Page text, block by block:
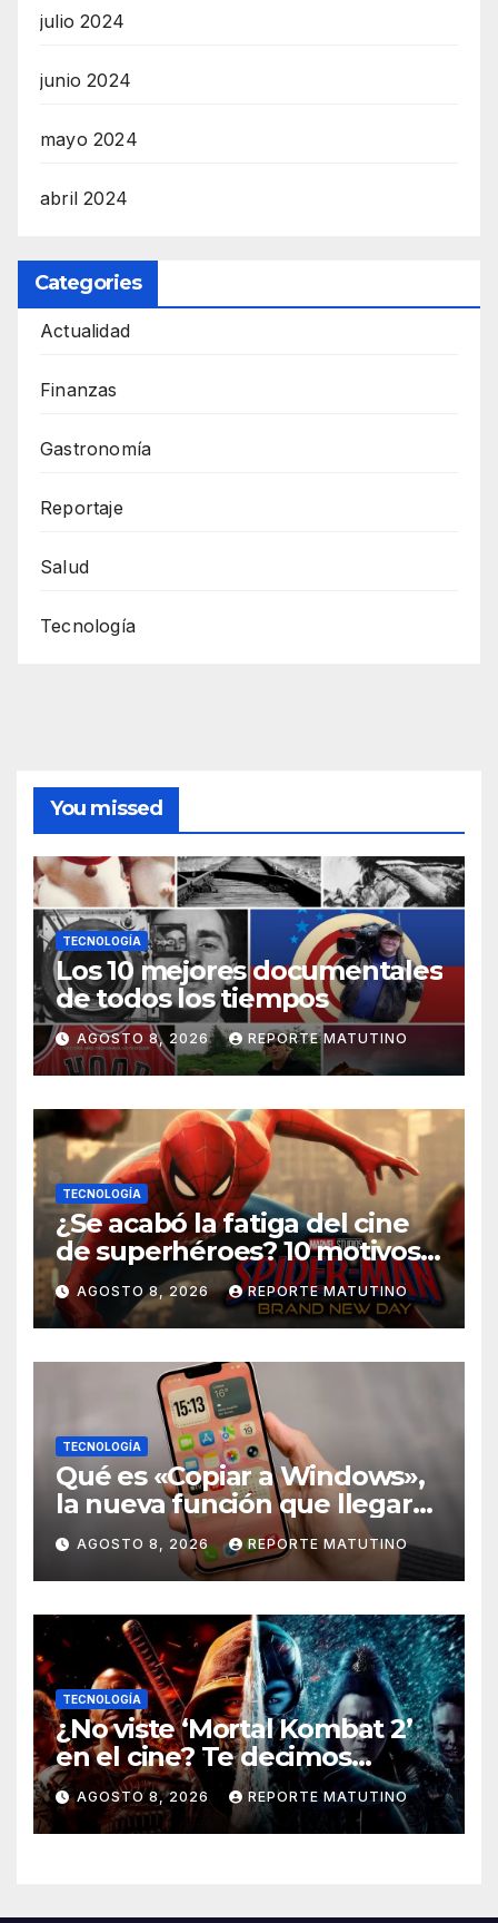
julio 2024
junio 2024
mayo 2024
abril 2024
Categories
Actualidad
Finanzas
Gastronomía
Reportaje
Salud
Tecnología
You missed
TECNOLOGÍA
Los 10 mejores documentales
de todos los tiempos
AGOSTO 8, 2026 REPORTE MATUTINO
TECNOLOGÍA
¿Se acabó la fatiga del cine
de superhéroes? 10 motivos
por los que ‘Spider-Man:
Brand New Day» desmiente
esa teoría
AGOSTO 8, 2026 REPORTE MATUTINO
TECNOLOGÍA
Qué es «Copiar a Windows»,
la nueva función que llegará
al iPhone solo para Europa
AGOSTO 8, 2026 REPORTE MATUTINO
TECNOLOGÍA
¿No viste ‘Mortal Kombat 2’
en el cine? Te decimos
dónde verla en streaming
ahora mismo y te damos tres
razones para hacerlo
AGOSTO 8, 2026 REPORTE MATUTINO